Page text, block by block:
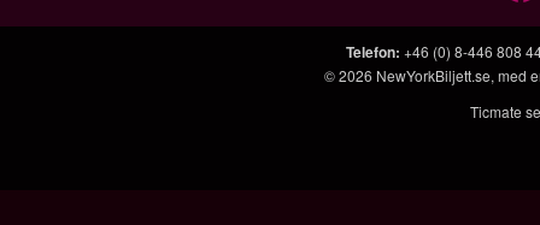
Telefon: +46 (0) 8-446 808
© 2026 NewYorkBiljett.se, med
Ticmate